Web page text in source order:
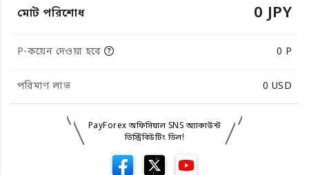
মোট পরিশোধ 0 JPY
P-কয়েন দেওয়া হবে 0 P
পরিমাণ লাভ 0 USD
PayForex অফিসিয়াল SNS অ্যাকাউন্ট
ডিস্ট্রিবিউটিং ডিল!